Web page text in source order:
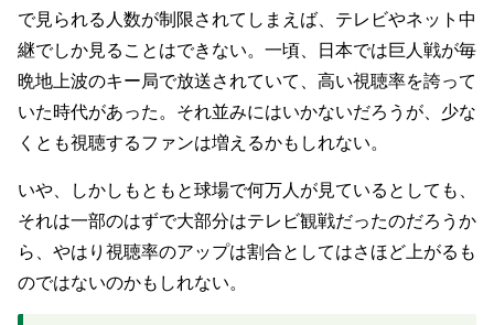
で見られる人数が制限されてしまえば、テレビやネット中
継でしか見ることはできない。一頃、日本では巨人戦が毎
晩地上波のキー局で放送されていて、高い視聴率を誇って
いた時代があった。それ並みにはいかないだろうが、少な
くとも視聴するファンは増えるかもしれない。
いや、しかしもともと球場で何万人が見ているとしても、
それは一部のはずで大部分はテレビ観戦だったのだろうか
ら、やはり視聴率のアップは割合としてはさほど上がるも
のではないのかもしれない。